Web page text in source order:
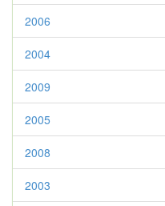
2006
2004
2009
2005
2008
2003